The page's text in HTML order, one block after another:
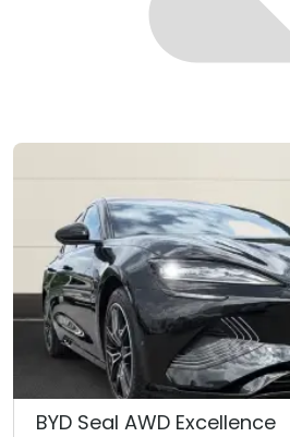
BYD Seal AWD Excellence